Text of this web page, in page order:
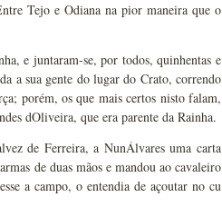
Tejo e Odiana na pior maneira que o
e juntaram-se, por todos, quinhentas e
a sua gente do lugar do Crato, correndo
porém, os que mais certos nisto falam,
dOliveira, que era parente da Rainha.
de Ferreira, a NunÁlvares uma carta
de duas mãos e mandou ao cavaleiro
a campo, o entendia de açoutar no cu